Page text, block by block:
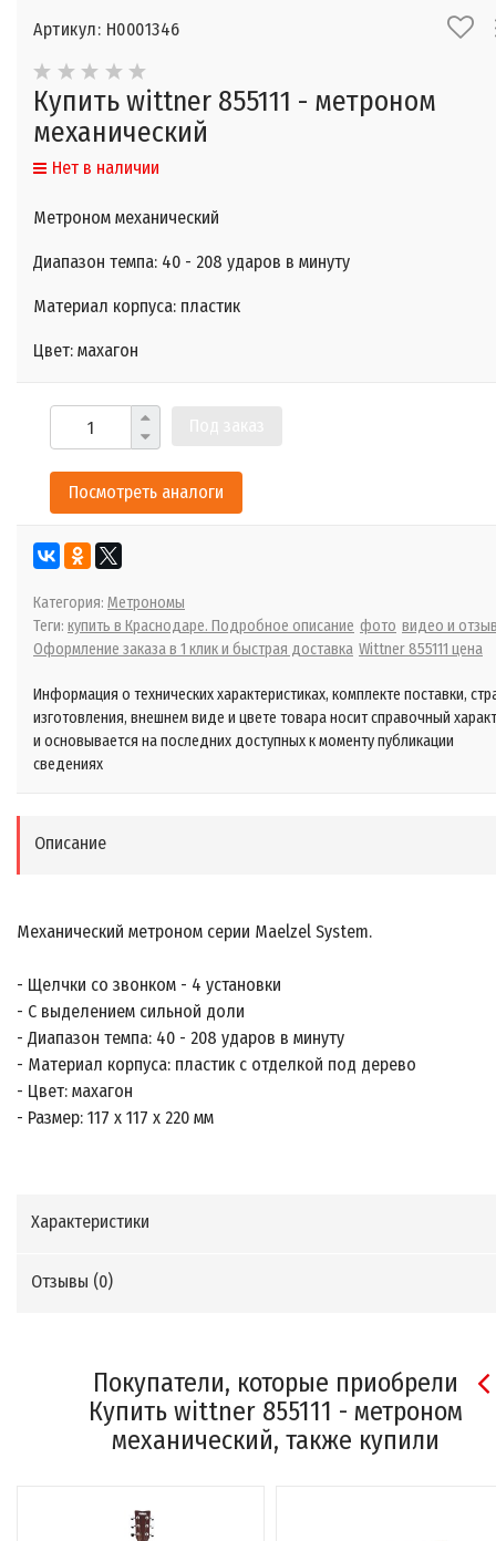
Артикул: Н0001346
Купить wittner 855111 - метроном
механический
Нет в наличии
Метроном механический
Диапазон темпа: 40 - 208 ударов в минуту
Материал корпуса: пластик
Цвет: махагон
Посмотреть аналоги
Категория: Метрономы
Теги: купить в Краснодаре. Подробное описание фото видео и
Оформление заказа в 1 клик и быстрая доставка Wittner 855111 цена
Информация о технических характеристиках, комплекте поставки,
изготовления, внешнем виде и цвете товара носит справочный
и основывается на последних доступных к моменту публикации
сведениях
Описание
Механический метроном серии Maelzel System.
- Щелчки со звонком - 4 установки
- С выделением сильной доли
- Диапазон темпа: 40 - 208 ударов в минуту
- Материал корпуса: пластик с отделкой под дерево
- Цвет: махагон
- Размер: 117 х 117 х 220 мм
Характеристики
Отзывы (0)
Покупатели, которые приобрели
Купить wittner 855111 - метроном
механический, также купили